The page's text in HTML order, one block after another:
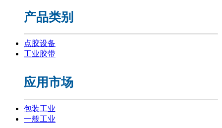
产品类别
点胶设备
工业胶带
应用市场
包装工业
一般工业